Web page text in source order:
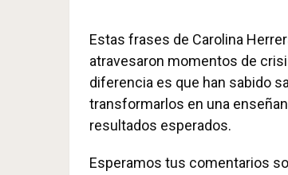
Estas frases de Carolina
atravesaron momentos de
diferencia es que han sabido
transformarlos en una
resultados esperados.
Esperamos tus comentarios